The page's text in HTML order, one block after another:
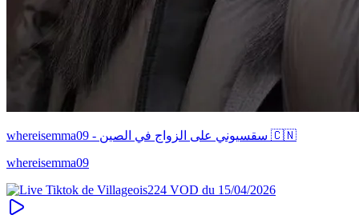
whereisemma09 - سقسيوني على الزواج في الصين 🇨🇳
whereisemma09